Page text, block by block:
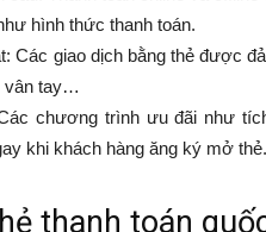
hình thức thanh toán.
Các giao dịch bằng thẻ được
vân tay…
chương trình ưu đãi như
khi khách hàng ăng ký mở thẻ.
thanh toán